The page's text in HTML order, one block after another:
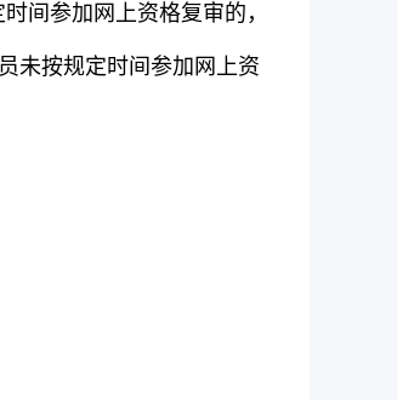
间参加网上资格复审的，
未按规定时间参加网上资